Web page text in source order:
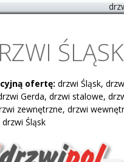
ŚLĄSK
ofertę: drzwi Śląsk,
Gerda, drzwi stalowe,
zewnętrzne, drzwi
Śląsk